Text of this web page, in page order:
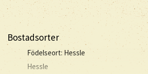
Bostadsorter
Födelseort: Hessle
Hessle